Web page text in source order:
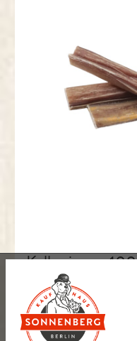
Kalbsziemer
Inhalt:0.1 kg(119,00 € / 1 kg)